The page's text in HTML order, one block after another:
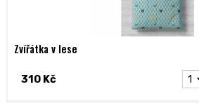
Zvířátka v lese
310 Kč